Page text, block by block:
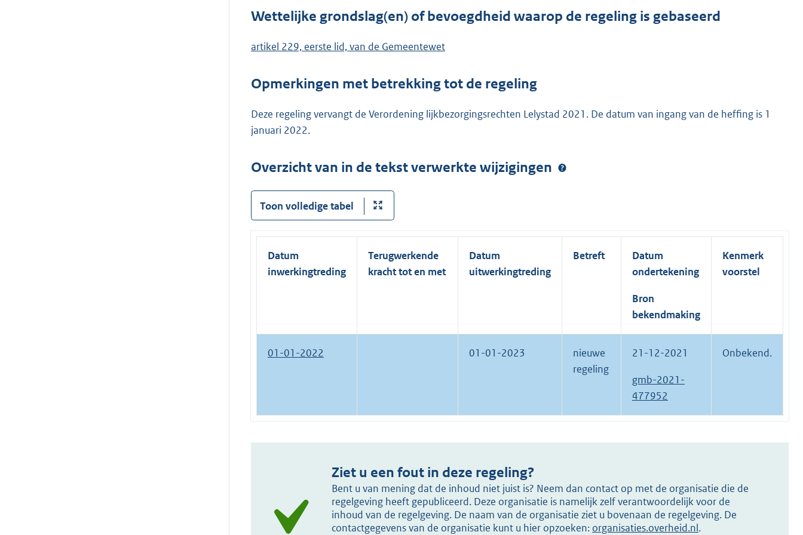
Wettelijke grondslag(en) of bevoegdheid waarop de regeling is gebaseerd
artikel 229, eerste lid, van de Gemeentewet
Opmerkingen met betrekking tot de regeling
Deze regeling vervangt de Verordening lijkbezorgingsrechten Lelystad 2021. De datum van ingang van de heffing is 1
januari 2022.
Overzicht van in de tekst verwerkte wijzigingen
Toon volledige tabel
Datum
inwerkingtreding
Terugwerkende
kracht tot en met
Datum
uitwerkingtreding
Betreft
Datum
ondertekening
Bron
bekendmaking
Kenmerk
voorstel
01-01-2022 01-01-2023
nieuwe
regeling
21-12-2021
gmb-2021-
477952
Onbekend.
Ziet u een fout in deze regeling?
Bent u van mening dat de inhoud niet juist is? Neem dan contact op met de organisatie die de
regelgeving heeft gepubliceerd. Deze organisatie is namelijk zelf verantwoordelijk voor de
inhoud van de regelgeving. De naam van de organisatie ziet u bovenaan de regelgeving. De
contactgegevens van de organisatie kunt u hier opzoeken: organisaties.overheid.nl.